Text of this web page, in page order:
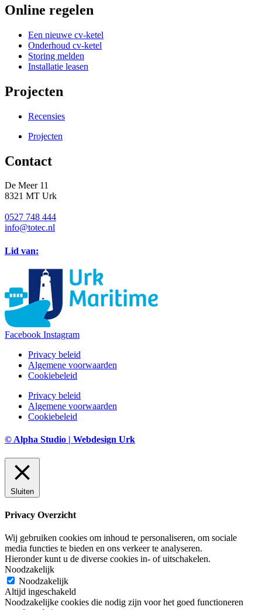
Online regelen
Een nieuwe cv-ketel
Onderhoud cv-ketel
Storing melden
Installatie leasen
Projecten
Recensies
Projecten
Contact
De Meer 11
8321 MT Urk
0527 748 444
info@totec.nl
Lid van:
Facebook Instagram
Privacy beleid
Algemene voorwaarden
Cookiebeleid
Privacy beleid
Algemene voorwaarden
Cookiebeleid
© Alpha Studio | Webdesign Urk
Sluiten
Privacy Overzicht
Wij gebruiken cookies om inhoud te personaliseren, om sociale
media functies te bieden en ons verkeer te analyseren.
Hieronder kunt u de diverse cookies in- of uitschakelen.
Noodzakelijk
Noodzakelijk
Altijd ingeschakeld
Noodzakelijke cookies die nodig zijn voor het goed functioneren